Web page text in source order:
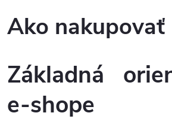
Ako
Základná
e-shope